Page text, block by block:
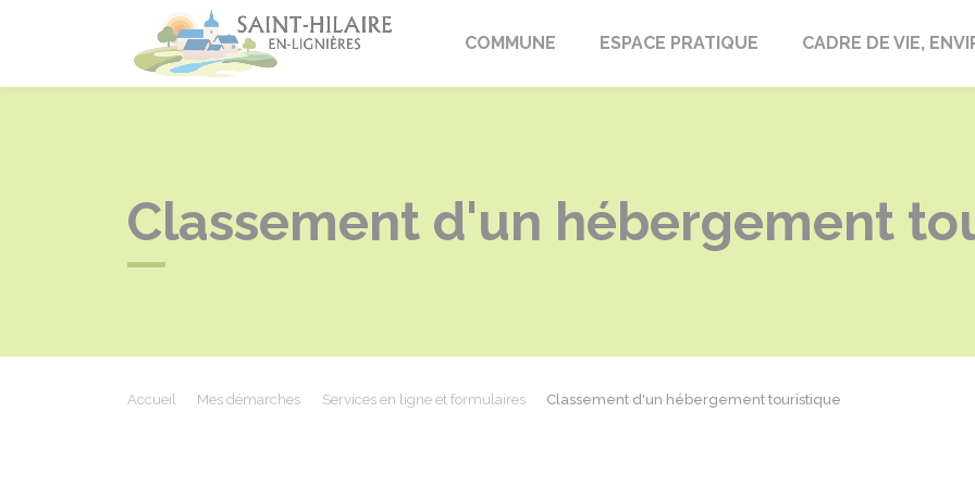
Saint-Hilaire-en-Lignières
COMMUNE ESPACE PRATIQUE CADRE DE VIE,
Classement d'un hébergement
Accueil Mes démarches Services en ligne et formulaires Classement d'un hébergement touristique